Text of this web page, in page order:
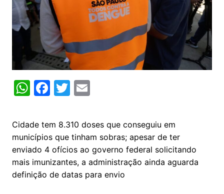
W
at
s
A
p
p
F
c
e
b
o
o
T
itt
er
E
ai
l
Cidade tem 8.310 doses que conseguiu em
municípios que tinham sobras; apesar de ter
enviado 4 ofícios ao governo federal solicitando
mais imunizantes, a administração ainda aguarda
definição de datas para envio